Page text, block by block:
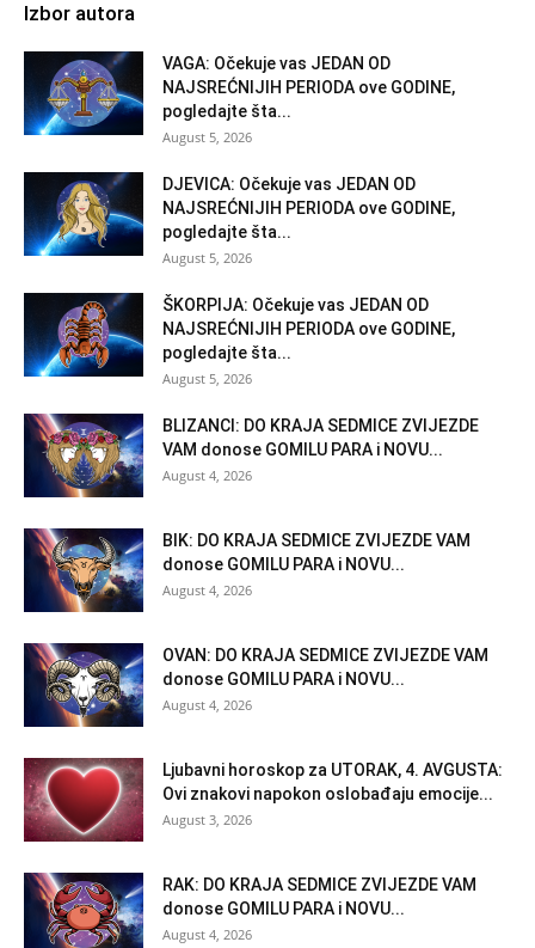
Izbor autora
VAGA: Očekuje vas JEDAN OD
NAJSREĆNIJIH PERIODA ove GODINE,
pogledajte šta...
August 5, 2026
DJEVICA: Očekuje vas JEDAN OD
NAJSREĆNIJIH PERIODA ove GODINE,
pogledajte šta...
August 5, 2026
ŠKORPIJA: Očekuje vas JEDAN OD
NAJSREĆNIJIH PERIODA ove GODINE,
pogledajte šta...
August 5, 2026
BLIZANCI: DO KRAJA SEDMICE ZVIJEZDE
VAM donose GOMILU PARA i NOVU...
August 4, 2026
BIK: DO KRAJA SEDMICE ZVIJEZDE VAM
donose GOMILU PARA i NOVU...
August 4, 2026
OVAN: DO KRAJA SEDMICE ZVIJEZDE VAM
donose GOMILU PARA i NOVU...
August 4, 2026
Ljubavni horoskop za UTORAK, 4. AVGUSTA:
Ovi znakovi napokon oslobađaju emocije...
August 3, 2026
RAK: DO KRAJA SEDMICE ZVIJEZDE VAM
donose GOMILU PARA i NOVU...
August 4, 2026